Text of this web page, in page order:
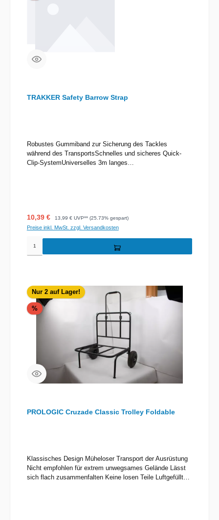
TRAKKER Safety Barrow Strap
Robustes Gummiband zur Sicherung des Tackles
während des TransportsSchnelles und sicheres Quick-
Clip-SystemUniverselles 3m langes
Verkaufspreis:
10,39 € Regulärer Preis:
13,99 € UVP** (25.73% gespart)
Preise inkl. MwSt. zzgl. Versandkosten
Nur 2 auf Lager!
%Rabatt
PROLOGIC Cruzade Classic Trolley Foldable
Klassisches Design Müheloser Transport der Ausrüstung
Nicht empfohlen für extrem unwegsames Gelände Lässt
sich flach zusammenfalten Keine losen Teile Luftgefüllte